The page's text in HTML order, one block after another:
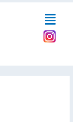
Menu